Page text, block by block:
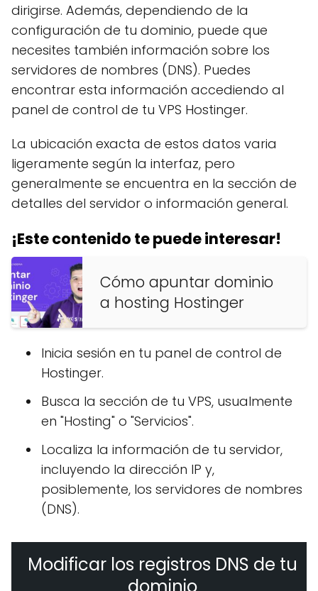
dirigirse. Además, dependiendo de la
configuración de tu dominio, puede que
necesites también información sobre los
servidores de nombres (DNS). Puedes
encontrar esta información accediendo al
panel de control de tu VPS Hostinger.
La ubicación exacta de estos datos varia
ligeramente según la interfaz, pero
generalmente se encuentra en la sección de
detalles del servidor o información general.
¡Este contenido te puede interesar!
Cómo apuntar dominio
a hosting Hostinger
Inicia sesión en tu panel de control de
Hostinger.
Busca la sección de tu VPS, usualmente
en "Hosting" o "Servicios".
Localiza la información de tu servidor,
incluyendo la dirección IP y,
posiblemente, los servidores de nombres
(DNS).
Modificar los registros DNS de tu
dominio